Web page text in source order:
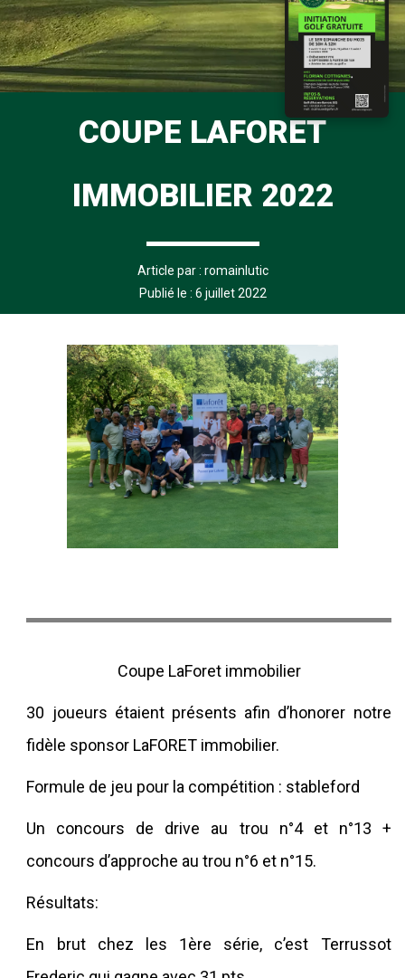
COUPE LAFORET
IMMOBILIER 2022
Article par : romainlutic
Publié le : 6 juillet 2022
Coupe LaForet immobilier
30 joueurs étaient présents afin d’honorer notre
fidèle sponsor LaFORET immobilier.
Formule de jeu pour la compétition : stableford
Un concours de drive au trou n°4 et n°13 +
concours d’approche au trou n°6 et n°15.
Résultats:
En brut chez les 1ère série, c’est Terrussot